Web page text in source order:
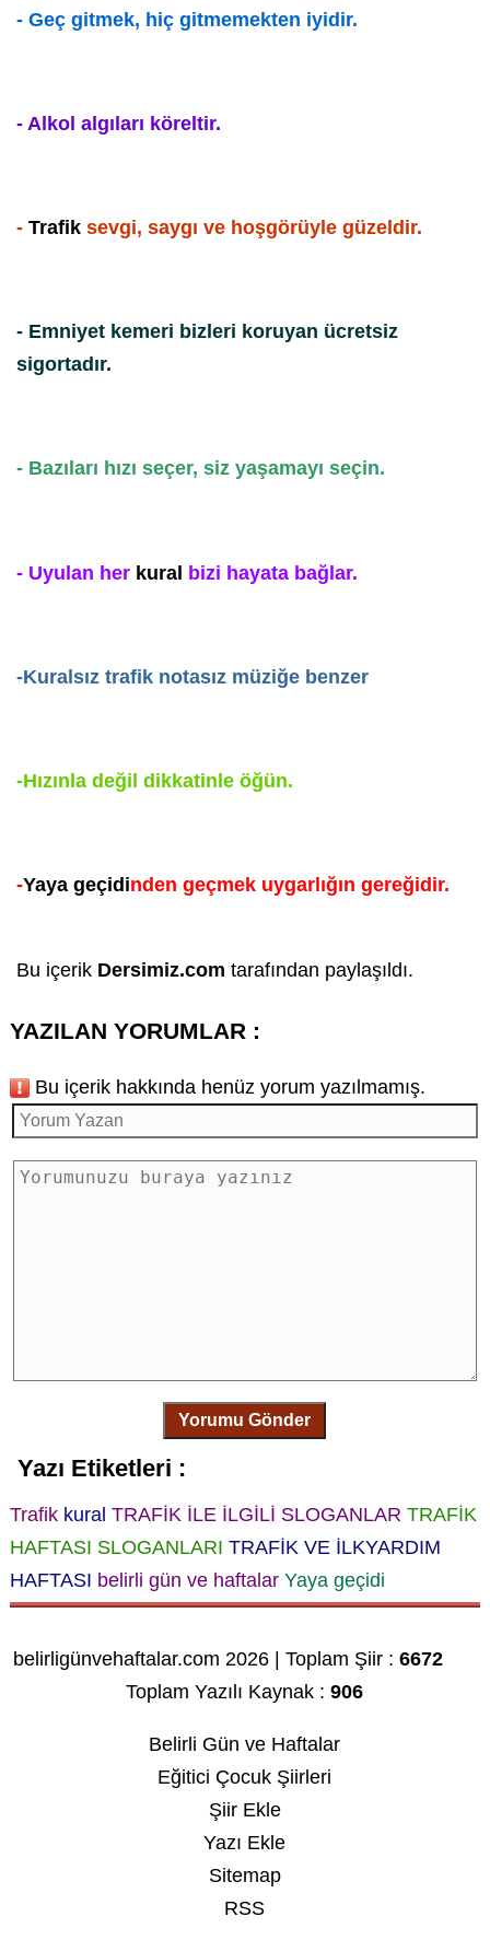
- Geç gitmek, hiç gitmemekten iyidir.
- Alkol algıları köreltir.
- Trafiksevgi, saygı ve hoşgörüyle güzeldir.
- Emniyet kemeri bizleri koruyan ücretsiz
sigortadır.
- Bazıları hızı seçer, siz yaşamayı seçin.
- Uyulan her kural bizi hayata bağlar.
-Kuralsız trafik notasız müziğe benzer
-Hızınla değil dikkatinle öğün.
-Yaya geçidinden geçmek uygarlığın gereğidir.
Bu içerik Dersimiz.com tarafından paylaşıldı.
YAZILAN YORUMLAR :
Bu içerik hakkında henüz yorum yazılmamış.
Yorumu Gönder
Yazı Etiketleri :
Trafik kural TRAFİK İLE İLGİLİ SLOGANLAR TRAFİK
HAFTASI SLOGANLARI TRAFİK VE İLKYARDIM
HAFTASI belirli gün ve haftalar Yaya geçidi
belirligünvehaftalar.com 2026 | Toplam Şiir :6672
Toplam Yazılı Kaynak :906
Belirli Gün ve Haftalar
Eğitici Çocuk Şiirleri
Şiir Ekle
Yazı Ekle
Sitemap
RSS